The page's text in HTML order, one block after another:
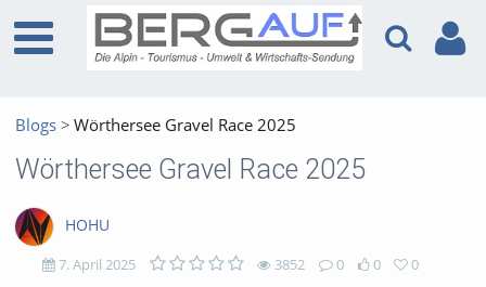
Blogs Wörthersee Gravel Race 2025
Wörthersee Gravel Race 2025
HOHU
7. April 2025 3852 0 0 0